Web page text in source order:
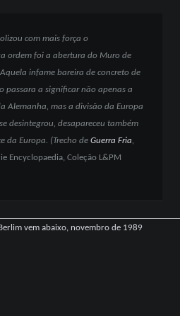
com mais força o
ordem foi a abertura do Muro de
infame bareira de concreto de
passara a significar não apenas a
Alemanha, mas a divisão da Europa
desintegrou, desapareceu também
da Europa. (Trecho deGuerra Fria,
Encyclopaedia, Coleção L&PM